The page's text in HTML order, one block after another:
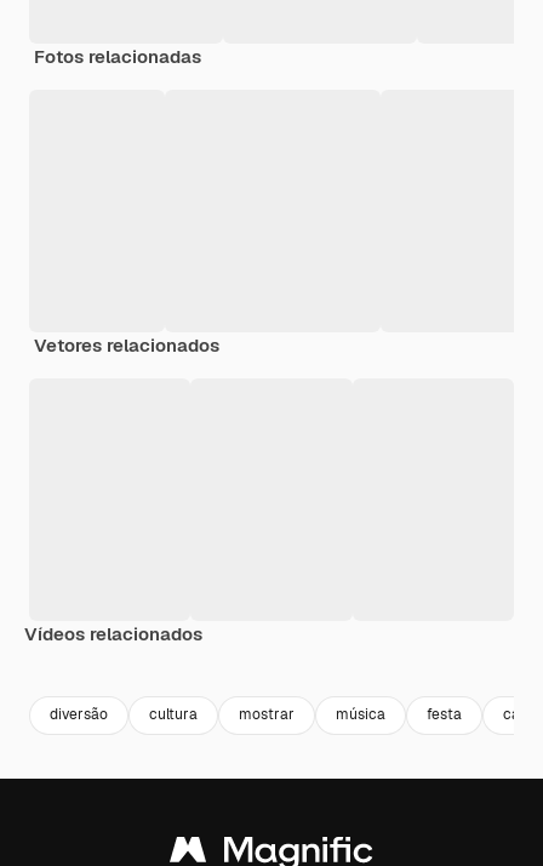
Fotos relacionadas
Vetores relacionados
Vídeos relacionados
diversão cultura mostrar música festa